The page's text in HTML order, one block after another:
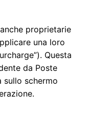
proprietarie
una loro
Questa
da Poste
sullo schermo